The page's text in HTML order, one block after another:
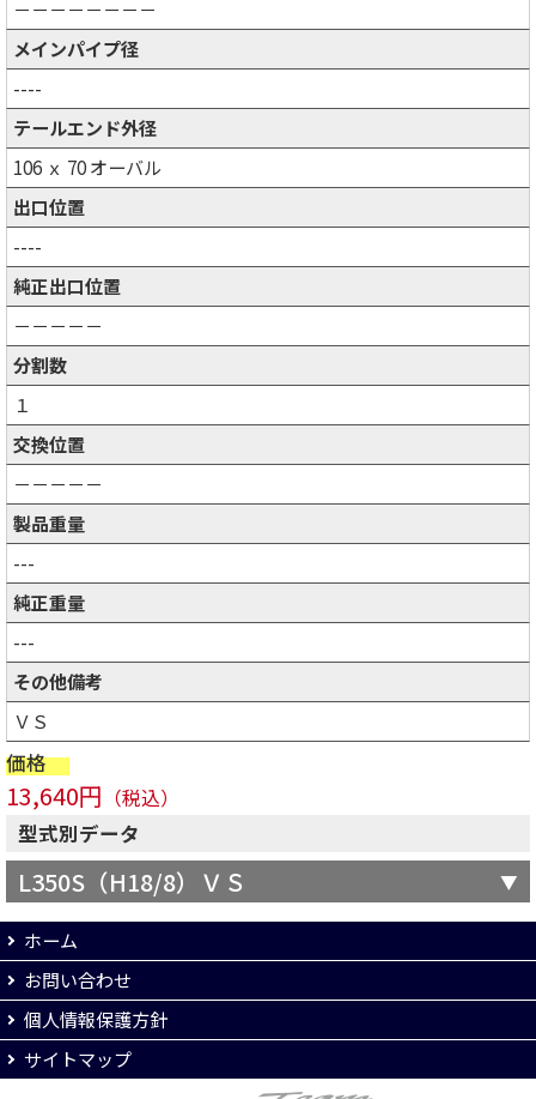
－－－－－－－－
メインパイプ径
----
テールエンド外径
106 ｘ 70 オーバル
出口位置
----
純正出口位置
－－－－－
分割数
１
交換位置
－－－－－
製品重量
---
純正重量
---
その他備考
ＶＳ
価格
13,640円 （税込）
型式別データ
L350S（H18/8）ＶＳ
ホーム
お問い合わせ
個人情報保護方針
サイトマップ